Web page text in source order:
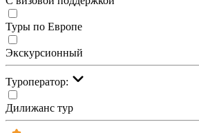
Туры по Европе
Экскурсионный
Туроператор:
Дилижанс тур